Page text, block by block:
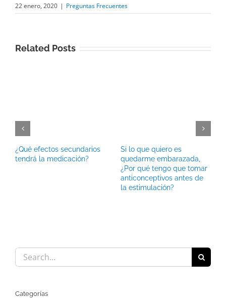
22 enero, 2020 | Preguntas Frecuentes
Related Posts
¿Qué efectos secundarios
tendrá la medicación?
Si lo que quiero es
quedarme embarazada,
¿Por qué tengo que tomar
anticonceptivos antes de
la estimulación?
Search
for:
Categorías